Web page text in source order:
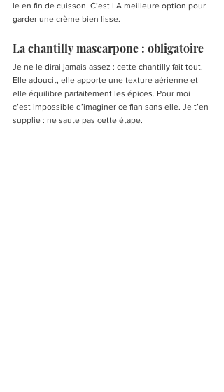
le en fin de cuisson. C’est LA meilleure option pour
garder une crème bien lisse.
La chantilly mascarpone : obligatoire
Je ne le dirai jamais assez : cette chantilly fait tout.
Elle adoucit, elle apporte une texture aérienne et
elle équilibre parfaitement les épices. Pour moi
c’est impossible d’imaginer ce flan sans elle. Je t’en
supplie : ne saute pas cette étape.